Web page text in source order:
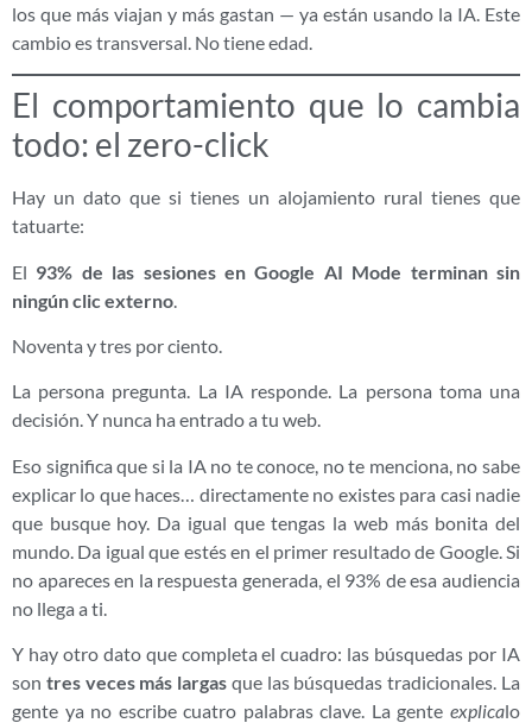
los que más viajan y más gastan — ya están usando la IA. Este
cambio es transversal. No tiene edad.
El comportamiento que lo cambia
todo: el zero-click
Hay un dato que si tienes un alojamiento rural tienes que
tatuarte:
El 93% de las sesiones en Google AI Mode terminan sin
ningún clic externo
Noventa y tres por ciento.
La persona pregunta. La IA responde. La persona toma una
decisión. Y nunca ha entrado a tu web.
Eso significa que si la IA no te conoce, no te menciona, no sabe
explicar lo que haces… directamente no existes para casi nadie
que busque hoy. Da igual que tengas la web más bonita del
mundo. Da igual que estés en el primer resultado de Google. Si
no apareces en la respuesta generada, el 93% de esa audiencia
no llega a ti.
Y hay otro dato que completa el cuadro: las búsquedas por IA
son tres veces más largas que las búsquedas tradicionales. La
gente ya no escribe cuatro palabras clave. La gente explicalo